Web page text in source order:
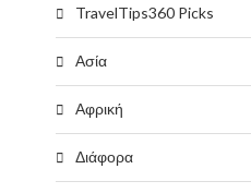
TravelTips360 Picks
Ασία
Αφρική
Διάφορα